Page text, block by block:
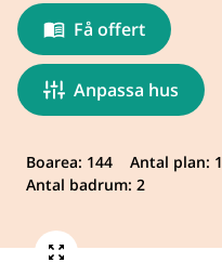
Få offert
Anpassa hus
Boarea: 144 Antal plan: 1
Antal badrum: 2